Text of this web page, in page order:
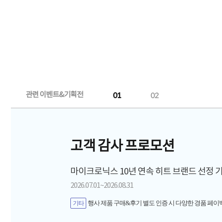
관련 이벤트&기획전 01 02
고객 감사 프로모션
마이크로닉스 10년 연속 히트 브랜드 선정
2026.07.01~2026.08.31
기타 행사 제품 구매&후기 별도 인증 시 다양한 경품 페이